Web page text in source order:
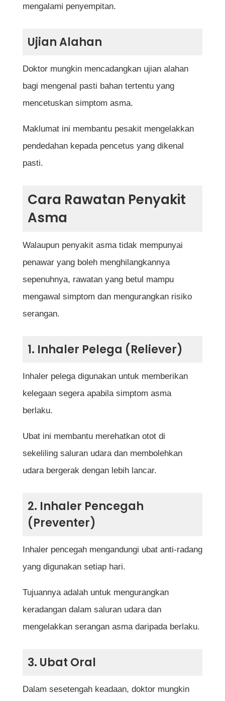
mengalami penyempitan.
Ujian Alahan
Doktor mungkin mencadangkan ujian alahan
bagi mengenal pasti bahan tertentu yang
mencetuskan simptom asma.
Maklumat ini membantu pesakit mengelakkan
pendedahan kepada pencetus yang dikenal
pasti.
Cara Rawatan Penyakit
Asma
Walaupun penyakit asma tidak mempunyai
penawar yang boleh menghilangkannya
sepenuhnya, rawatan yang betul mampu
mengawal simptom dan mengurangkan risiko
serangan.
1. Inhaler Pelega (Reliever)
Inhaler pelega digunakan untuk memberikan
kelegaan segera apabila simptom asma
berlaku.
Ubat ini membantu merehatkan otot di
sekeliling saluran udara dan membolehkan
udara bergerak dengan lebih lancar.
2. Inhaler Pencegah
(Preventer)
Inhaler pencegah mengandungi ubat anti-radang
yang digunakan setiap hari.
Tujuannya adalah untuk mengurangkan
keradangan dalam saluran udara dan
mengelakkan serangan asma daripada berlaku.
3. Ubat Oral
Dalam sesetengah keadaan, doktor mungkin